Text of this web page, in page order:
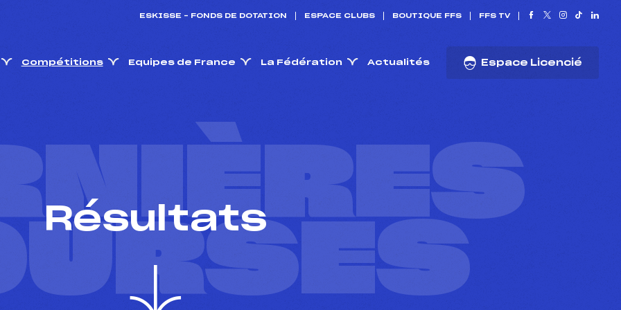
ESKISSE – FONDS DE DOTATION ESPACE CLUBS BOUTIQUE FFS FFS TV
Compétitions Equipes de France La Fédération Actualités Espace Licencié
Résultats